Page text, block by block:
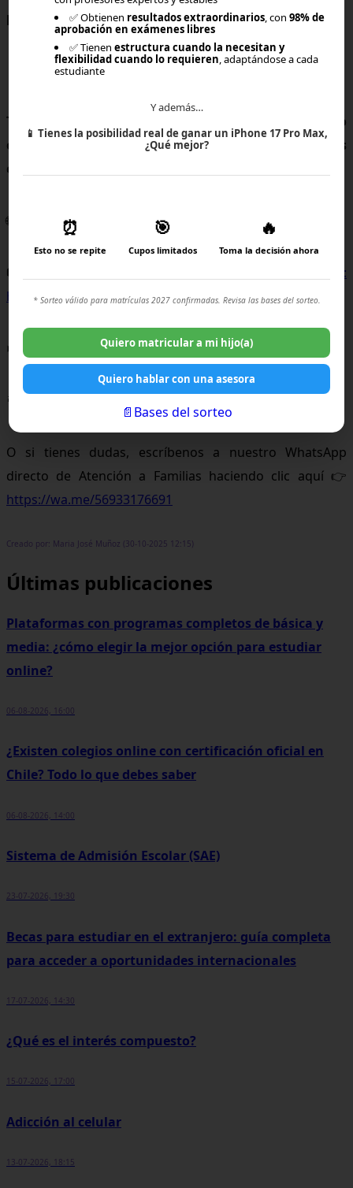
posible y efectiva.
Te invitamos a conocer Brincus, el mejor colegio
online de Chile, en nuestra web o redes sociales
oficiales:
🌐 Web: https://home2.brincus.com/
📷
Instagram:
https://www.instagram.com/brincus.homeschool/
⏯ YouTube: https://www.youtube.com/@brincus
🎯
O si tienes dudas, escríbenos a nuestro WhatsApp
directo de Atención a Familias haciendo clic aquí 👉
https://wa.me/56933176691
Creado por: Maria José Muñoz (30-10-2025 12:15)
Últimas publicaciones
Plataformas con programas completos de básica y
media: ¿cómo elegir la mejor opción para estudiar
online?
06-08-2026, 16:00
¿Existen colegios online con certificación oficial en
Chile? Todo lo que debes saber
06-08-2026, 14:00
Sistema de Admisión Escolar (SAE)
23-07-2026, 19:30
Becas para estudiar en el extranjero: guía completa
para acceder a oportunidades internacionales
17-07-2026, 14:30
¿Qué es el interés compuesto?
15-07-2026, 17:00
Adicción al celular
13-07-2026, 18:15
✅ Obtienen resultados extraordinarios, con98% de
aprobación en exámenes libres
✅ Tienenestructura cuando la necesitan y
flexibilidad cuando lo requieren, adaptándose a cada
estudiante
Y además…
📱 Tienes la posibilidad real de ganar un iPhone 17 Pro Max,
¿Qué mejor?
⏰
Esto no se repite
🎯
Cupos limitados
🔥
Toma la decisión ahora
* Sorteo válido para matrículas 2027 confirmadas. Revisa las bases del sorteo.
Quiero matricular a mi hijo(a)
Quiero hablar con una asesora
📄Bases del sorteo